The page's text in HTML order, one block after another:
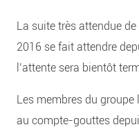
La suite très attendue de
2016 se fait attendre
l’attente sera bientôt
Les membres du
au compte-gouttes